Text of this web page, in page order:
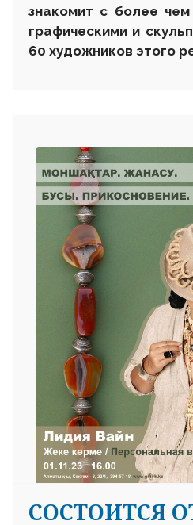
знакомит с более
графическими и
60 художников этого
СОСТОИТСЯ